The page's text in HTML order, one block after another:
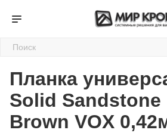
Планка
Solid Sandstone
Brown VOX